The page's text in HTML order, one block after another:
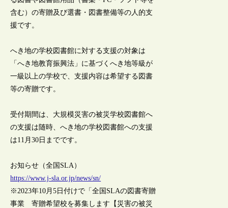
含む）の寄贈及び選書・図書整備等の人的支
援です。
へき地の学校図書館に対する支援の対象は
「へき地教育振興法」に基づくへき地等級が
一級以上の学校で、支援内容は希望する図書
等の寄贈です。
受付期間は、大規模災害の被災学校図書館へ
の支援は随時、へき地の学校図書館への支援
は11月30日までです。
お知らせ（全国SLA）
https://www.j-sla.or.jp/news/sn/
※2023年10月5日付けで「全国SLAの図書寄贈
事業 寄贈希望校を募集します【災害の被災